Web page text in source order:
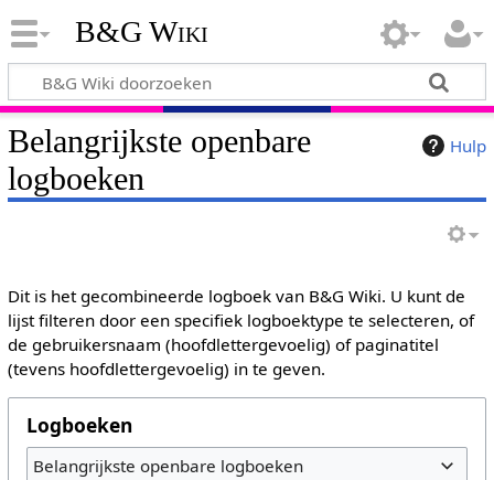
B&G Wiki
Hulp
Belangrijkste openbare
logboeken
Dit is het gecombineerde logboek van B&G Wiki. U kunt de
lijst filteren door een specifiek logboektype te selecteren, of
de gebruikersnaam (hoofdlettergevoelig) of paginatitel
(tevens hoofdlettergevoelig) in te geven.
Logboeken
Belangrijkste openbare logboeken